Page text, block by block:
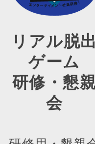
リアル脱
ゲーム
研修・懇
会